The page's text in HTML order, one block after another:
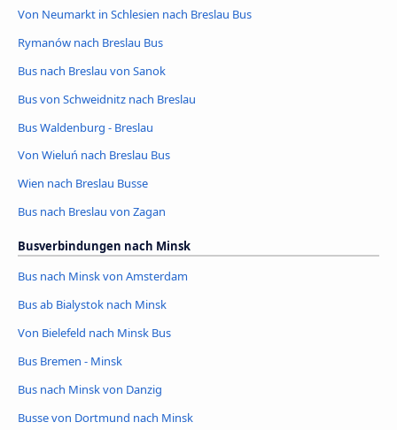
Von Neumarkt in Schlesien nach Breslau Bus
Rymanów nach Breslau Bus
Bus nach Breslau von Sanok
Bus von Schweidnitz nach Breslau
Bus Waldenburg - Breslau
Von Wieluń nach Breslau Bus
Wien nach Breslau Busse
Bus nach Breslau von Zagan
Busverbindungen nach Minsk
Bus nach Minsk von Amsterdam
Bus ab Bialystok nach Minsk
Von Bielefeld nach Minsk Bus
Bus Bremen - Minsk
Bus nach Minsk von Danzig
Busse von Dortmund nach Minsk